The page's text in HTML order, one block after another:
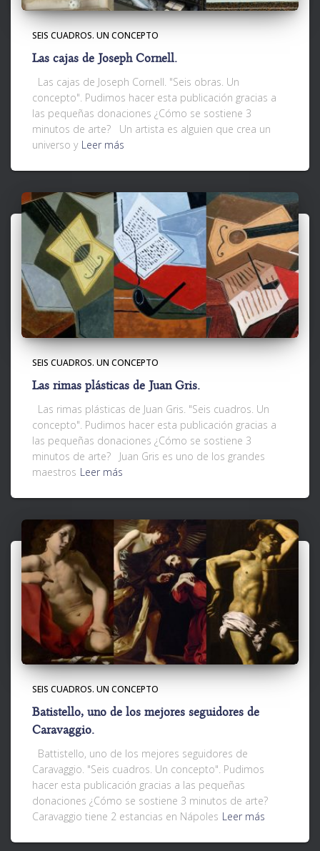
SEIS CUADROS. UN CONCEPTO
Las cajas de Joseph Cornell.
Las cajas de Joseph Cornell. "Seis obras. Un
concepto". Pudimos hacer esta publicación gracias a
las pequeñas donaciones ¿Cómo se sostiene 3
minutos de arte? Un artista es alguien que crea un
universo y Leer más
SEIS CUADROS. UN CONCEPTO
Las rimas plásticas de Juan Gris.
Las rimas plásticas de Juan Gris. "Seis cuadros. Un
concepto". Pudimos hacer esta publicación gracias a
las pequeñas donaciones ¿Cómo se sostiene 3
minutos de arte? Juan Gris es uno de los grandes
maestros Leer más
SEIS CUADROS. UN CONCEPTO
Batistello, uno de los mejores seguidores de
Caravaggio.
Battistello, uno de los mejores seguidores de
Caravaggio. "Seis cuadros. Un concepto". Pudimos
hacer esta publicación gracias a las pequeñas
donaciones ¿Cómo se sostiene 3 minutos de arte?
Caravaggio tiene 2 estancias en Nápoles Leer más